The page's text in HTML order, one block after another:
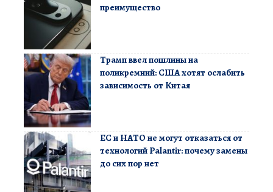
преимущество
Трамп ввел пошлины на
поликремний: США хотят ослабить
зависимость от Китая
ЕС и НАТО не могут отказаться от
технологий Palantir: почему замены
до сих пор нет